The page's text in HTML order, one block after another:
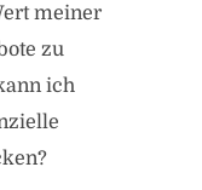
meiner
zu
ich